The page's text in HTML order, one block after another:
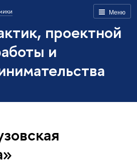
Меню
проектной
и